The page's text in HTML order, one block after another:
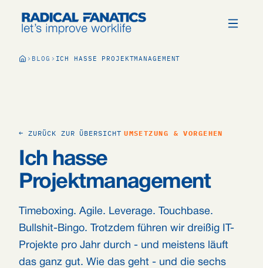
BLOG ICH HASSE PROJEKTMANAGEMENT
← ZURÜCK ZUR ÜBERSICHT UMSETZUNG & VORGEHEN
Ich hasse
Projektmanagement
Timeboxing. Agile. Leverage. Touchbase.
Bullshit-Bingo. Trotzdem führen wir dreißig IT-
Projekte pro Jahr durch - und meistens läuft
das ganz gut. Wie das geht - und die sechs